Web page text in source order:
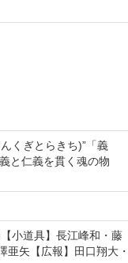
くぎとらきち)”「義
と仁義を貫く魂の物
小道具】長江峰和・藤
亜矢【広報】田口翔大・